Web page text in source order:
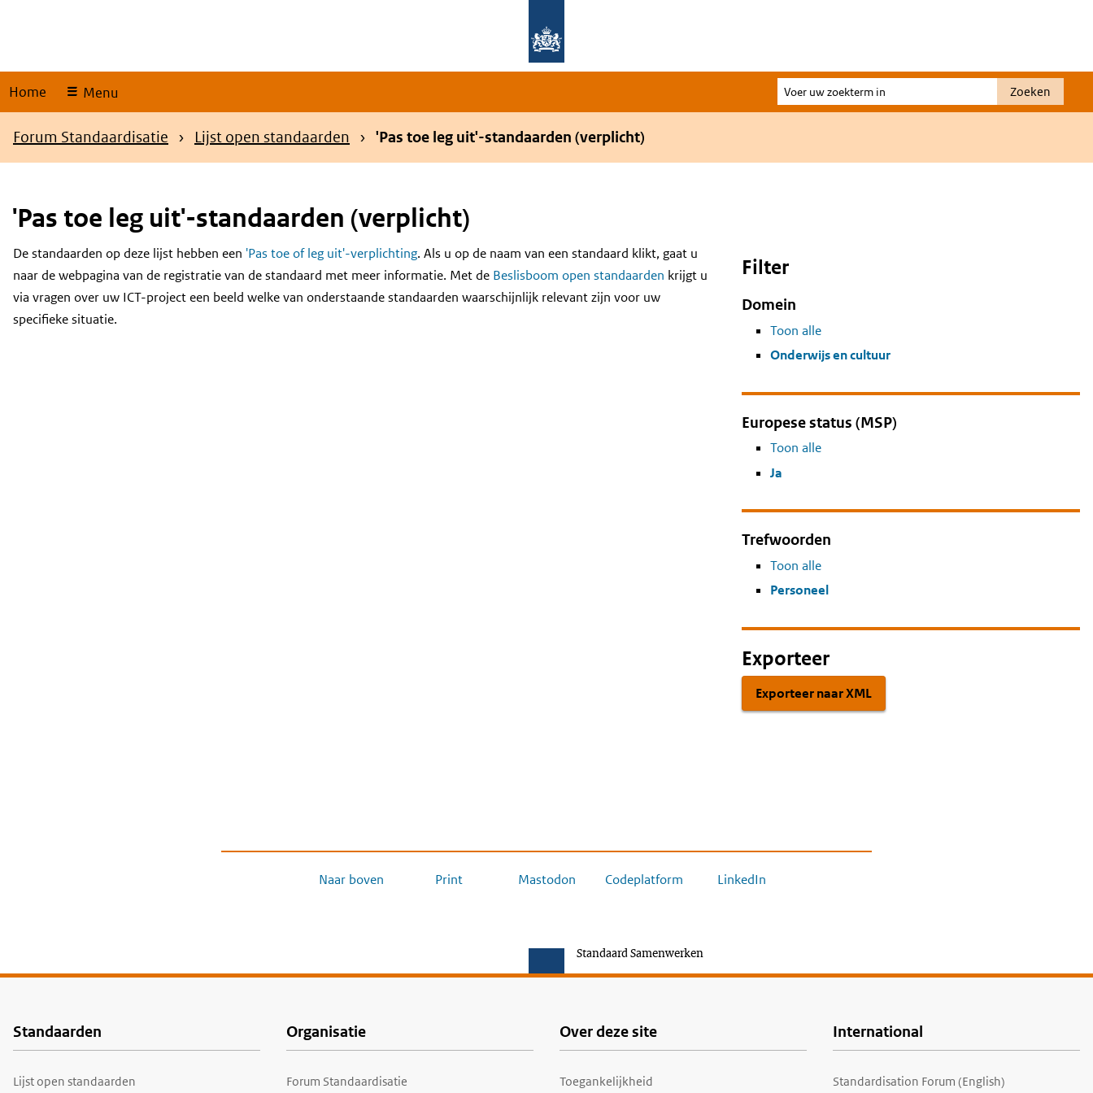
Home Menu
Voer
uw
Zoeken
Kruimelpad
Forum Standaardisatie Lijst open standaarden 'Pas toe leg uit'-standaarden (verplicht)
'Pas toe leg uit'-standaarden (verplicht)
Content
De standaarden op deze lijst hebben een 'Pas toe of leg uit'-verplichting. Als u op de naam van een standaard klikt, gaat u
naar de webpagina van de registratie van de standaard met meer informatie. Met de Beslisboom open standaarden krijgt u
via vragen over uw ICT-project een beeld welke van onderstaande standaarden waarschijnlijk relevant zijn voor uw
specifieke situatie.
Filter
Domein
Toon alle
Onderwijs en cultuur
Europese status (MSP)
Toon alle
Ja
Trefwoorden
Toon alle
Personeel
Exporteer
Exporteer naar XML
Naar boven Print Mastodon Codeplatform LinkedIn
Standaard Samenwerken
Voet
Standaarden
Lijst open standaarden
Organisatie
Forum Standaardisatie
Over deze site
Toegankelijkheid
International
Standardisation Forum (English)